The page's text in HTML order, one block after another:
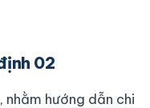
02
hướng dẫn chi